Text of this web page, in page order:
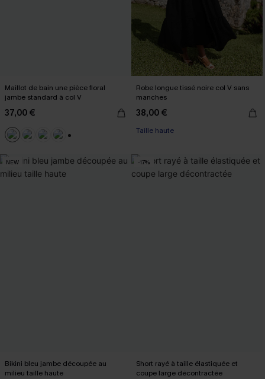
Maillot de bain une pièce floral
jambe standard à col V
37,00 €
Robe longue tissé noire col V sans
manches
38,00 €
Taille haute
NEW
Bikini bleu jambe découpée au
milieu taille haute
-17%
Short rayé à taille élastiquée et
coupe large décontractée